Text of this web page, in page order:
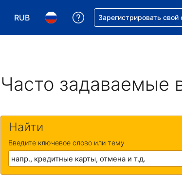
RUB
Выберите валюту. Текущая валюта —
Выберите язык. Текущий язык —
Получите помощь с
Зарегистрировать свой
Часто задаваемые
Найти
Введите ключевое слово или тему